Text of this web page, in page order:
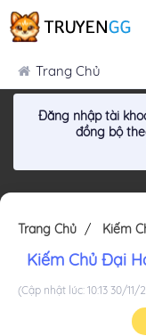
Trang Chủ
Đăng nhập tài
đồng bộ
Trang Chủ Kiếm
Kiếm Chủ Đại
(Cập nhật lúc: 10:13 30/11/